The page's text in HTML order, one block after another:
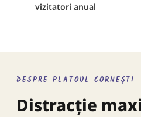
vizitatori anual
DESPRE PLATOUL CORNEȘTI
Distracție